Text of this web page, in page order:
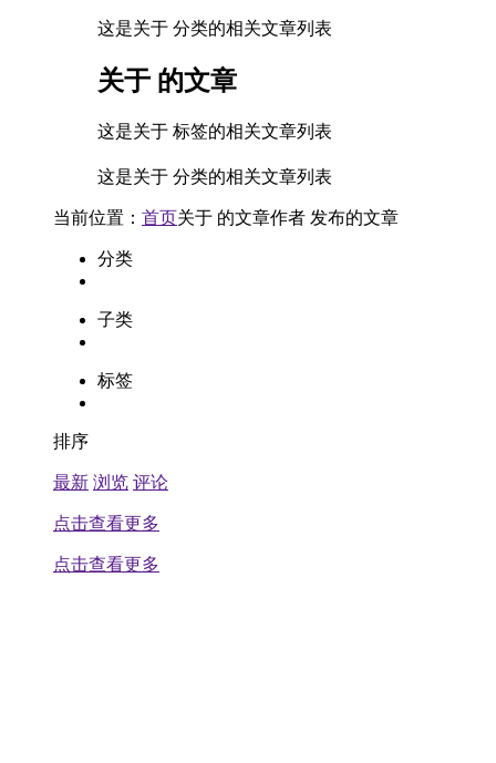
这是关于 分类的相关文章列表
关于 的文章
这是关于 标签的相关文章列表
这是关于 分类的相关文章列表
当前位置： 首页关于 的文章作者 发布的文章
分类
子类
标签
排序
最新 浏览 评论
点击查看更多
点击查看更多